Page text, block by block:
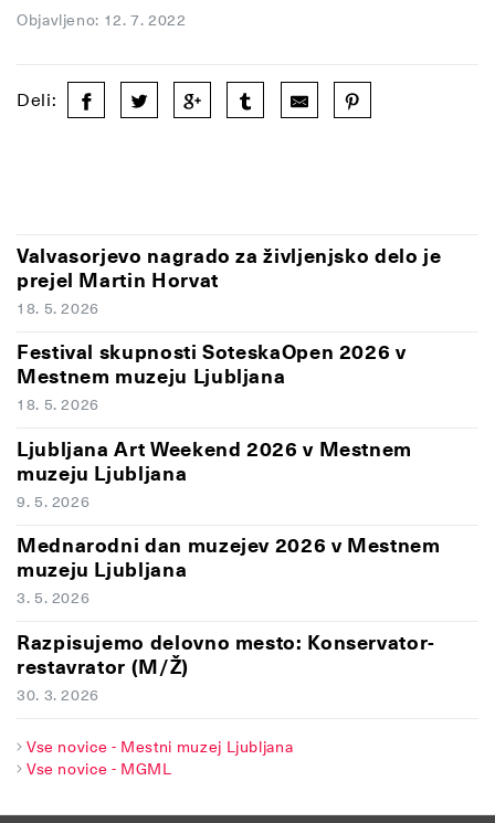
Objavljeno: 12. 7. 2022
Deli:
Valvasorjevo nagrado za življenjsko delo je
prejel Martin Horvat
18. 5. 2026
Festival skupnosti SoteskaOpen 2026 v
Mestnem muzeju Ljubljana
18. 5. 2026
Ljubljana Art Weekend 2026 v Mestnem
muzeju Ljubljana
9. 5. 2026
Mednarodni dan muzejev 2026 v Mestnem
muzeju Ljubljana
3. 5. 2026
Razpisujemo delovno mesto: Konservator-
restavrator (M/Ž)
30. 3. 2026
Vse novice - Mestni muzej Ljubljana
Vse novice - MGML